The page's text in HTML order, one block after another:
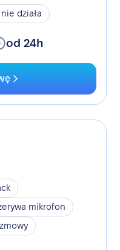
działa
od 24h
mikrofon